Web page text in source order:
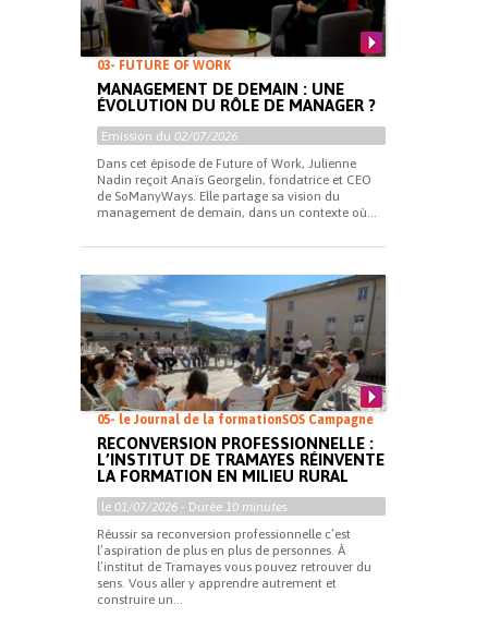
03- FUTURE OF WORK
MANAGEMENT DE DEMAIN : UNE
ÉVOLUTION DU RÔLE DE MANAGER ?
Emission du 02/07/2026
Dans cet épisode de Future of Work, Julienne
Nadin reçoit Anaïs Georgelin, fondatrice et CEO
de SoManyWays. Elle partage sa vision du
management de demain, dans un contexte où...
05- le Journal de la formationSOS Campagne
RECONVERSION PROFESSIONNELLE :
L’INSTITUT DE TRAMAYES RÉINVENTE
LA FORMATION EN MILIEU RURAL
le 01/07/2026 - Durée 10 minutes
Réussir sa reconversion professionnelle c’est
l’aspiration de plus en plus de personnes. À
l’institut de Tramayes vous pouvez retrouver du
sens. Vous aller y apprendre autrement et
construire un...